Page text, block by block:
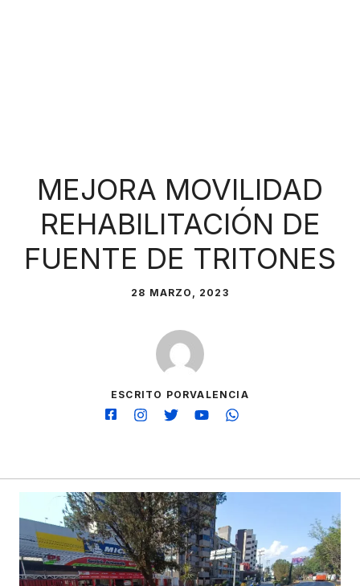
MEJORA MOVILIDAD
REHABILITACIÓN DE
FUENTE DE TRITONES
28 MARZO, 2023
ESCRITO PORVALENCIA